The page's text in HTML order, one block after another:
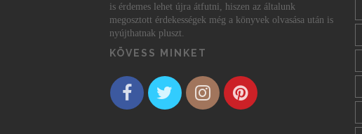
is érdemes lehet újra átfutni, hiszen az általunk
megosztott érdekességek még a könyvek olvasása után is
nyújthatnak pluszt.
KÖVESS MINKET